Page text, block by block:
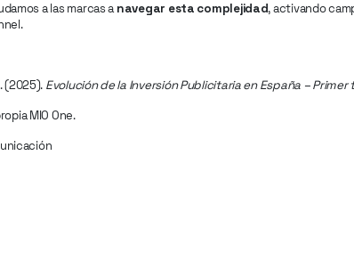
a las marcas anavegar esta complejidad, activando
(2025). Evolución de la Inversión Publicitaria en España –
MIO One.